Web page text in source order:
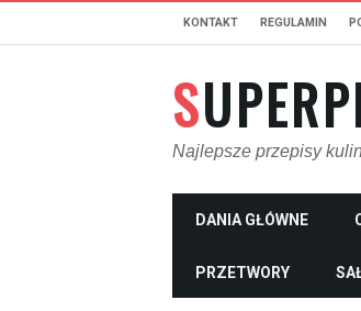
KONTAKT REGULAMIN
Najlepsze przepisy
DANIA GŁÓWNE
PRZETWORY